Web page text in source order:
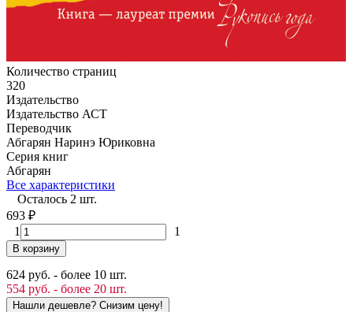
Количество страниц
320
Издательство
Издательство АСТ
Переводчик
Абгарян Наринэ Юриковна
Серия книг
Абгарян
Все характеристики
Осталось 2 шт.
693 ₽
1
1
В корзину
624 руб. - более 10 шт.
554 руб. - более 20 шт.